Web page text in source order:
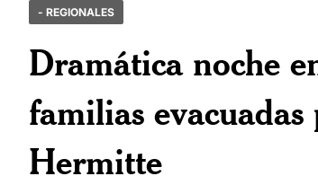
- REGIONALES
Dramática noche
familias
Hermitte